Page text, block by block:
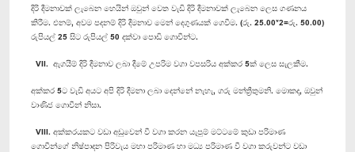
දිරි දීමනාවක් ලැබෙන හෙයින් ඔවුන් වෙත වැඩි දිරි දීමනාවක් ලැබෙන ලෙස ගණනය
කිරීම. එනම්, අවම පදනම් දිරි දීමනාව මෙන් දෙගුණයක් ගෙවීම. (රු. 25.00*2=රු. 50.00)
රුපියල් 25 සිට රුපියල් 50 දක්වා පොඩි ගොවීන්ට.
VII. ඇගයීම් දිරි දීමනාව ලබා දීමේ උපරිම වගා වපසරිය අක්කර 5ක් ලෙස සැලකීම.
අක්කර 5ට වැඩි අයට අපි දිරි දීමනා ලබා දෙන්නේ නැහැ, ගරු මන්ත්‍රීතුමනි. මොකද, ඔවුන්
වාණිජ ගොවීන් නිසා.
VIII. අක්කරයකට වඩා අඩුවෙන් වී වගා කරන යැපුම් මට්ටමේ කුඩා පරිමාණ
ගොවීන්ගේ නිෂ්පාදන පිරිවැය මහා පරිමාණ හා මධ්‍ය පරිමාණ වී වගා කරුවන්ට වඩා